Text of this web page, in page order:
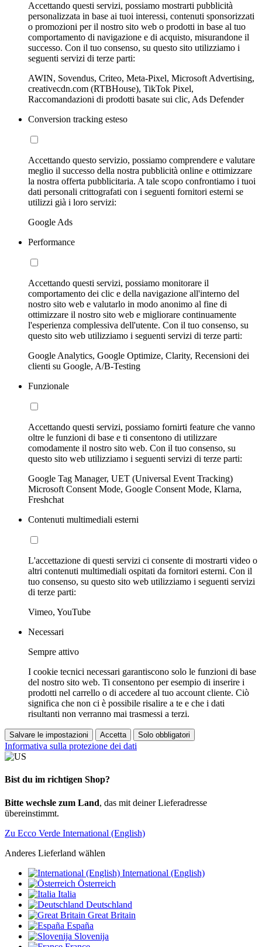
Accettando questi servizi, possiamo mostrarti pubblicità
personalizzata in base ai tuoi interessi, contenuti sponsorizzati
o promozioni per il nostro sito web o prodotti in base al tuo
comportamento di navigazione e di acquisto, misurandone il
successo. Con il tuo consenso, su questo sito utilizziamo i
seguenti servizi di terze parti:
AWIN, Sovendus, Criteo, Meta-Pixel, Microsoft Advertising,
creativecdn.com (RTBHouse), TikTok Pixel,
Raccomandazioni di prodotti basate sui clic, Ads Defender
Conversion tracking esteso
Accettando questo servizio, possiamo comprendere e valutare
meglio il successo della nostra pubblicità online e ottimizzare
la nostra offerta pubblicitaria. A tale scopo confrontiamo i tuoi
dati personali crittografati con i seguenti fornitori esterni se
utilizzi già i loro servizi:
Google Ads
Performance
Accettando questi servizi, possiamo monitorare il
comportamento dei clic e della navigazione all'interno del
nostro sito web e valutarlo in modo anonimo al fine di
ottimizzare il nostro sito web e migliorare continuamente
l'esperienza complessiva dell'utente. Con il tuo consenso, su
questo sito web utilizziamo i seguenti servizi di terze parti:
Google Analytics, Google Optimize, Clarity, Recensioni dei
clienti su Google, A/B-Testing
Funzionale
Accettando questi servizi, possiamo fornirti feature che vanno
oltre le funzioni di base e ti consentono di utilizzare
comodamente il nostro sito web. Con il tuo consenso, su
questo sito web utilizziamo i seguenti servizi di terze parti:
Google Tag Manager, UET (Universal Event Tracking)
Microsoft Consent Mode, Google Consent Mode, Klarna,
Freshchat
Contenuti multimediali esterni
L'accettazione di questi servizi ci consente di mostrarti video o
altri contenuti multimediali ospitati da fornitori esterni. Con il
tuo consenso, su questo sito web utilizziamo i seguenti servizi
di terze parti:
Vimeo, YouTube
Necessari
Sempre attivo
I cookie tecnici necessari garantiscono solo le funzioni di base
del nostro sito web. Ti consentono per esempio di inserire i
prodotti nel carrello o di accedere al tuo account cliente. Ciò
significa che non ci è possibile risalire a te e che i dati
risultanti non verranno mai trasmessi a terzi.
Salvare le impostazioni Accetta Solo obbligatori
Informativa sulla protezione dei dati
Bist du im richtigen Shop?
Bitte wechsle zum Land, das mit deiner Lieferadresse
übereinstimmt.
Zu Ecco Verde International (English)
Anderes Lieferland wählen
International (English)
Österreich
Italia
Deutschland
Great Britain
España
Slovenija